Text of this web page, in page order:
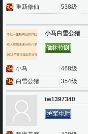
重新修仙 538级
小马白雪公猪
小马
468级
白雪公猪
354级
tw1397340